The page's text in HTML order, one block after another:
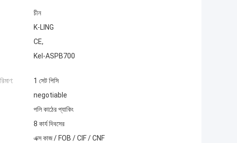
চীন
K-LING
CE,
Kel-ASPB700
1 সেট পিসি
negotiable
পলি কাঠের প্যাকিং
8 কার্য দিবসের
এক্স কাজ / FOB / CIF / CNF